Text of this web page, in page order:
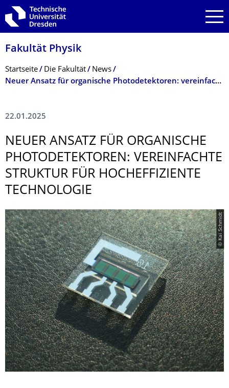
Zur Hauptnavigation springen
Zur Suche springen
Zum Inhalt springen
Fakultät Physik
Breadcrumb-Menü
Startseite Die Fakultät
News
Neuer Ansatz für organische Photodetektoren: vereinfachte Struktur für hocheffiziente Technologie
22.01.2025
NEUER ANSATZ FÜR ORGANISCHE
PHOTODETEKTOREN: VEREINFACHTE
STRUKTUR FÜR HOCHEFFIZIENTE
TECHNOLOGIE
© Kai Schmidt